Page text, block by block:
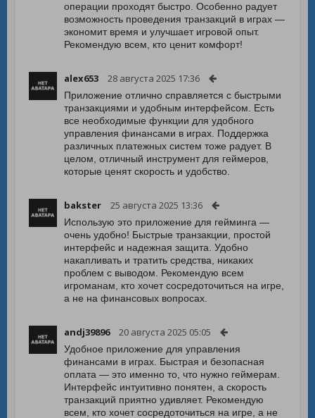
операции проходят быстро. Особенно радует
возможность проведения транзакций в играх —
экономит время и улучшает игровой опыт.
Рекомендую всем, кто ценит комфорт!
alex653 28 августа 2025 17:36
Приложение отлично справляется с быстрыми
транзакциями и удобным интерфейсом. Есть
все необходимые функции для удобного
управления финансами в играх. Поддержка
различных платежных систем тоже радует. В
целом, отличный инструмент для геймеров,
которые ценят скорость и удобство.
bakster 25 августа 2025 13:36
Использую это приложение для гейминга —
очень удобно! Быстрые транзакции, простой
интерфейс и надежная защита. Удобно
накапливать и тратить средства, никаких
проблем с выводом. Рекомендую всем
игроманам, кто хочет сосредоточиться на игре,
а не на финансовых вопросах.
andj39896 20 августа 2025 05:05
Удобное приложение для управления
финансами в играх. Быстрая и безопасная
оплата — это именно то, что нужно геймерам.
Интерфейс интуитивно понятен, а скорость
транзакций приятно удивляет. Рекомендую
всем, кто хочет сосредоточиться на игре, а не